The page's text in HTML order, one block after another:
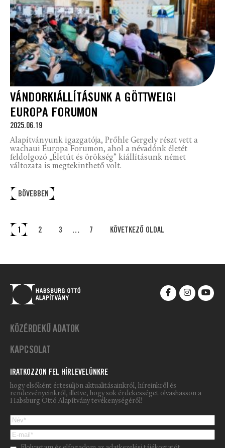
VÁNDORKIÁLLÍTÁSUNK A GÖTTWEIGI
EUROPA FORUMON
2025.06.19
Alapítványunk igazgatója, Prőhle Gergely részt vett a
wachaui Europa Forumon, ahol a névadónk életét
feldolgozó „Életút és örökség” kiállításunk német
változata is megtekinthető volt.
BŐVEBBEN
1 2 3 … 7 KÖVETKEZŐ OLDAL
KÖZÉRDEKŰ ADATOK
KAPCSOLAT
IRATKOZZON FEL HÍRLEVELÜNKRE
hogy elsőként értesüljön aktualitásainkról, híreinkről és
rendezvényeinkről, illetve, hogy sok érdekességet olvashasson a
Habsburg Ottó Alapítvány tevékenységéről!